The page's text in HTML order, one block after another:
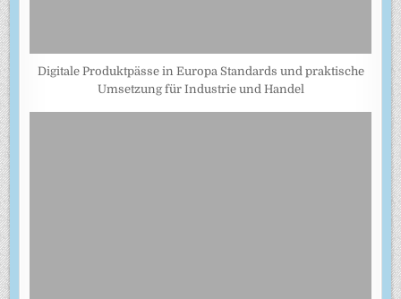
Digitale Produktpässe in Europa Standards und praktische
Umsetzung für Industrie und Handel